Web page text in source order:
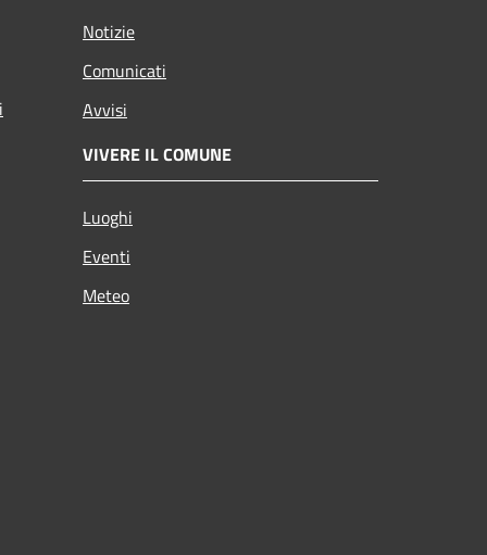
Notizie
Comunicati
Avvisi
VIVERE IL COMUNE
Luoghi
Eventi
Meteo